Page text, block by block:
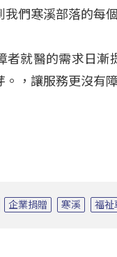
們寒溪部落的每個
者就醫的需求日漸
，讓服務更沒有
企業捐贈 寒溪 福祉